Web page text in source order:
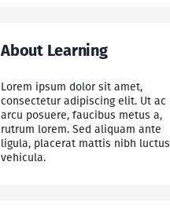
About Learning
Lorem ipsum dolor sit amet,
consectetur adipiscing elit. Ut ac
arcu posuere, faucibus metus a,
rutrum lorem. Sed aliquam ante
ligula, placerat mattis nibh luctus
vehicula.